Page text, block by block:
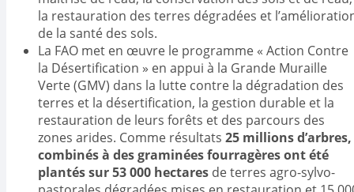
la restauration des terres dégradées et
de la santé des sols.
La FAO met en œuvre le programme « Action Contre
la Désertification » en appui à la Grande Muraille
Verte (GMV) dans la lutte contre la dégradation des
terres et la désertification, la gestion durable et la
restauration de leurs forêts et des parcours des
zones arides. Comme résultats 25 millions d’arbres,
combinés à des graminées fourragères ont été
plantés sur 53 000 hectares de terres agro-sylvo-